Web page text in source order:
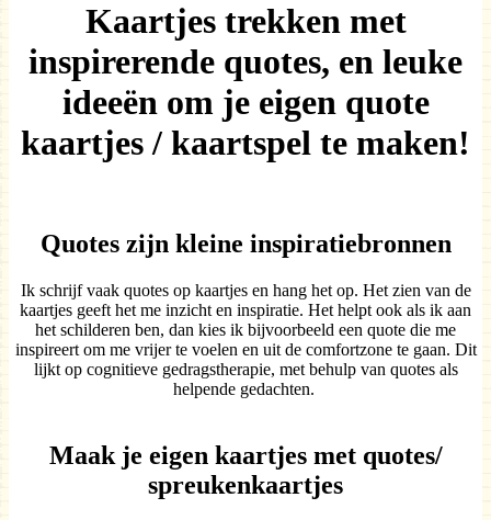
Kaartjes trekken met
inspirerende quotes, en leuke
ideeën om je eigen quote
kaartjes / kaartspel te maken!
Quotes zijn kleine inspiratiebronnen
Ik schrijf vaak quotes op kaartjes en hang het op. Het zien van de
kaartjes geeft het me inzicht en inspiratie. Het helpt ook als ik aan
het schilderen ben, dan kies ik bijvoorbeeld een quote die me
inspireert om me vrijer te voelen en uit de comfortzone te gaan. Dit
lijkt op cognitieve gedragstherapie, met behulp van quotes als
helpende gedachten.
Maak je eigen kaartjes met quotes/
spreukenkaartjes